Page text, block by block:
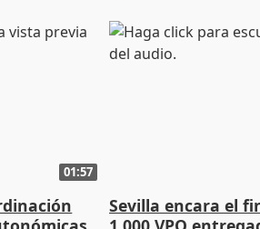
01:57
Sevilla encara el